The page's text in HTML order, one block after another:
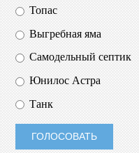
Топас
Выгребная яма
Самодельный септик
Юнилос Астра
Танк